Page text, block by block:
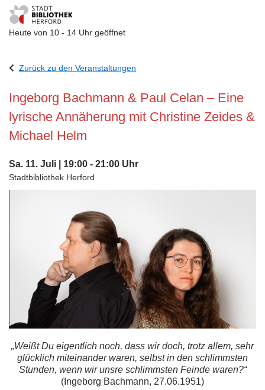
Assistenzsoftware
Heute von 10 - 14 Uhr geöffnet
Zurück zu den Veranstaltungen
Ingeborg Bachmann & Paul Celan – Eine
lyrische Annäherung mit Christine Zeides &
Michael Helm
Sa. 11. Juli | 19:00 - 21:00 Uhr
Stadtbibliothek Herford
„Weißt Du eigentlich noch, dass wir doch, trotz allem, sehr
glücklich miteinander waren, selbst in den schlimmsten
Stunden, wenn wir unsre schlimmsten Feinde waren?“
(Ingeborg Bachmann, 27.06.1951)